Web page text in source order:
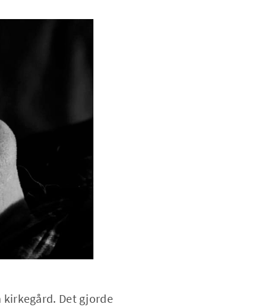
kirkegård. Det gjorde